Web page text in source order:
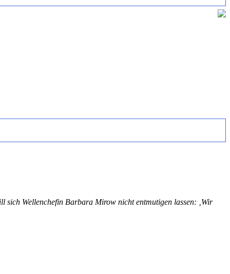
Wellenchefin Barbara Mirow nicht entmutigen lassen: ‚Wir